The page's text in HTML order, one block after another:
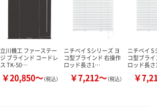
立川機工 ファーステー
ジ ブラインド コードレ
ス TK-50…
￥20,850～（税込）
ニチベイ Sシリーズ ヨ
コ型ブラインド 右操作
ロッド長さ1…
￥7,212～（税込）
ニチベイ S
コ型ブラ
ロッド長
￥